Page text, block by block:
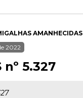
AMANHECIDAS
2022
nº 5.327